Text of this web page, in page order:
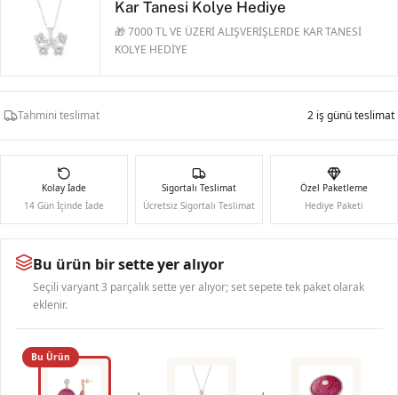
Kar Tanesi Kolye Hediye
🎁 7000 TL VE ÜZERİ ALIŞVERİŞLERDE KAR TANESİ
KOLYE HEDİYE
Tahmini teslimat 2 iş günü teslimat
Kolay İade
14 Gün İçinde İade
Sigortalı Teslimat
Ücretsiz Sigortalı Teslimat
Özel Paketleme
Hediye Paketi
Bu ürün bir sette yer alıyor
Seçili varyant 3 parçalık sette yer alıyor; set sepete tek paket olarak
eklenir.
Bu Ürün